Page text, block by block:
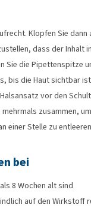
Klopfen Sie dann
dass der Inhalt
Sie die Pipettenspitze
bis die Haut sichtbar
vor den
zusammen,
einer Stelle zu
bei
8 Wochen alt sind
auf den Wirkstoff